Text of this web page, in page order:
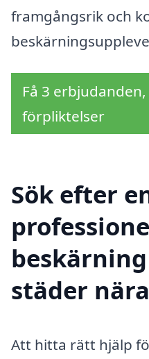
framgångsrik och
Få 3
förpliktelser
Sök efter
städer
Att hitta rätt hjälp